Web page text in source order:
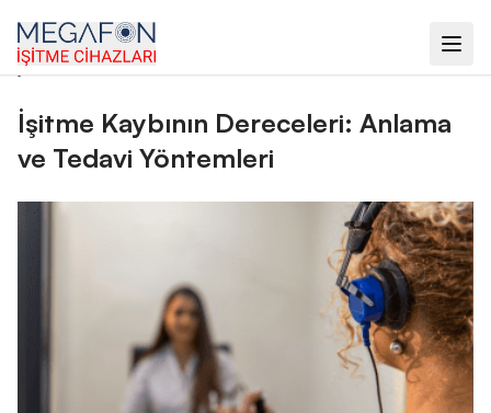
ana sayfa › blog ›
i̇şitme kaybının dereceleri: anlama ve tedavi
yöntemleri
İşitme Kaybının Dereceleri: Anlama
ve Tedavi Yöntemleri